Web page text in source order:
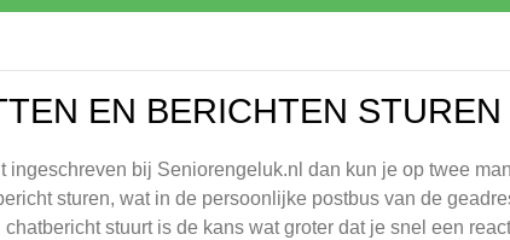
EN BERICHTEN STUREN
ingeschreven bij Seniorengeluk.nl dan kun je op twee
sturen, wat in de persoonlijke postbus van de
stuurt is de kans wat groter dat je snel een